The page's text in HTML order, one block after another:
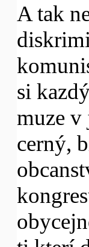
A tak
si
muze v
cerný,